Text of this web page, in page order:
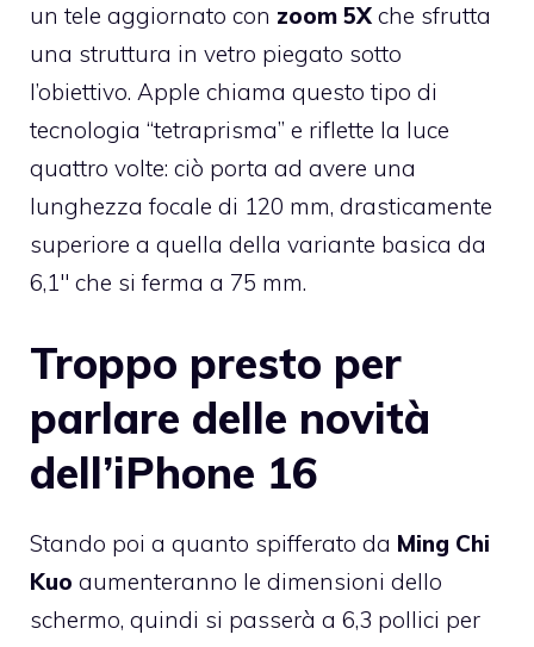
un tele aggiornato con zoom 5X che sfrutta
una struttura in vetro piegato sotto
l’obiettivo. Apple chiama questo tipo di
tecnologia “tetraprisma” e riflette la luce
quattro volte: ciò porta ad avere una
lunghezza focale di 120 mm, drasticamente
superiore a quella della variante basica da
6,1″ che si ferma a 75 mm.
Troppo presto per
parlare delle novità
dell’iPhone 16
Stando poi a quanto spifferato da Ming Chi
Kuo aumenteranno le dimensioni dello
schermo, quindi si passerà a 6,3 pollici per